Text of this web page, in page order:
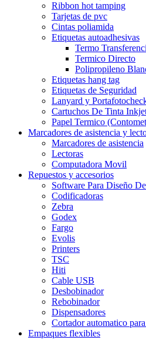
Ribbon hot tamping
Tarjetas de pvc
Cintas poliamida
Etiquetas autoadhesivas
Termo
Termico Directo
Polipropileno
Etiquetas hang tag
Etiquetas de Seguridad
Lanyard y
Cartuchos De Tinta
Papel Termico
Marcadores de asistencia y
Marcadores de asistencia
Lectoras
Computadora Movil
Repuestos y accesorios
Software Para Diseño
Codificadoras
Zebra
Godex
Fargo
Evolis
Printers
TSC
Hiti
Cable USB
Desbobinador
Rebobinador
Dispensadores
Cortador automatico
Empaques flexibles